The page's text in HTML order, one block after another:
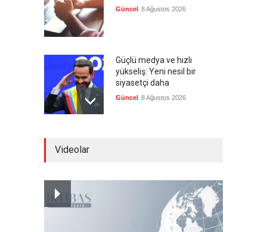
Güncel 8 Ağustos 2026
Güçlü medya ve hızlı
yükseliş: Yeni nesil bir
siyasetçi daha
Güncel 8 Ağustos 2026
Kolombiya, solcu Petro'nun
yerine aşırı sağcı Espriella'yı
Videolar